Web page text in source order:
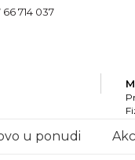
714 037
u ponudi